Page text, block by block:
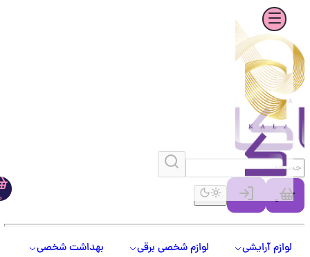
0
لوازم آرایشی لوازم شخصی برقی بهداشت شخصی